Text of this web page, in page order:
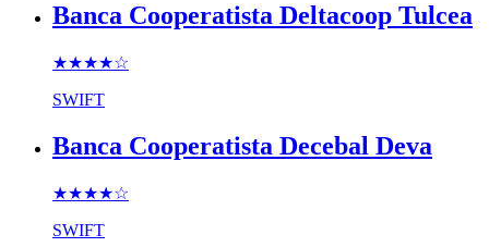
Banca Cooperatista Deltacoop Tulcea
★★★★☆
SWIFT
Banca Cooperatista Decebal Deva
★★★★☆
SWIFT